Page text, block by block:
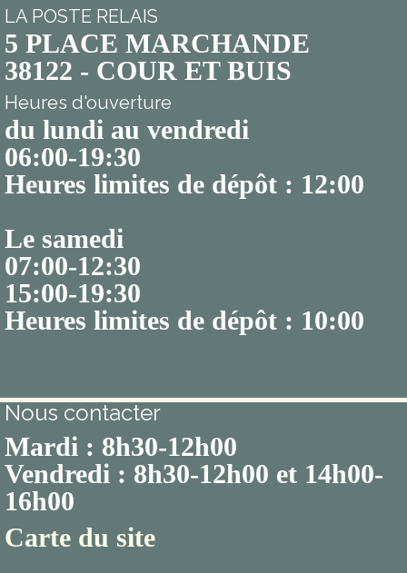
LA POSTE RELAIS
5 PLACE MARCHANDE
38122 - COUR ET BUIS
Heures d'ouverture
du lundi au vendredi
06:00-19:30
Heures limites de dépôt : 12:00
Le samedi
07:00-12:30
15:00-19:30
Heures limites de dépôt : 10:00
Nous contacter
Mardi : 8h30-12h00
Vendredi : 8h30-12h00 et 14h00-
16h00
Carte du site